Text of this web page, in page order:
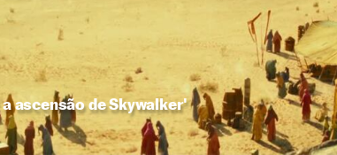
ascensão de Skywalker'